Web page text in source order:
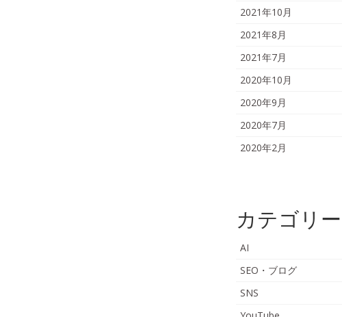
2021年10月
2021年8月
2021年7月
2020年10月
2020年9月
2020年7月
2020年2月
カテゴリー
AI
SEO・ブログ
SNS